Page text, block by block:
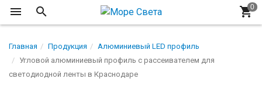
Главная Продукция
Алюминиевый LED профиль
Угловой алюминиевый профиль с рассеивателем для
светодиодной ленты в Краснодаре